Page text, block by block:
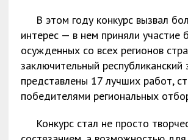
В этом году конкурс вызвал
интерес — в нем приняли участие
осужденных со всех регионов
заключительный республиканский
представлены 17 лучших работ,
победителями региональных
Конкурс стал не просто